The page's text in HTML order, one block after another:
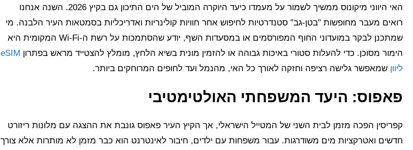
האי היווני מיקונוס ממשיך לשמור על מעמדו כיעד היוקרה המוביל של הים התיכון גם בקיץ 2026. השנה אנחנו
רואים מעבר מחופשות "בטן-גב" סטנדרטיות לחיפוש אחר חוויות קולינריות ואדריכליות בסמטאות העיר הלבנה. מי
שמתכנן לבקר במועדוני החוף המפורסמים או במסעדות השף, יודע שהסתמכות על רשת ה-Wi-Fi המקומית היא
הימור מסוכן. כדי להעלות סטורי באיכות גבוהה או להזמין מונית בשיא הלחץ, מומלץ להצטייד מראש בפתרון eSIM
ליוון שמאפשר גלישה רציפה וחזקה לאורך כל האי, מהנמל ועד לחופים המרוחקים ביותר.
פאפוס: היעד המשפחתי האולטימטיבי
קפריסין הפכה מזמן לבית השני של המטייל הישראלי, אך הקיץ העיר פאפוס גונבת את ההצגה עם מלונות ריזורט
חדשים ואטרקציות מים משודרגות. עבור משפחות עם ילדים, חיבור לאינטרנט הוא כבר מזמן לא מותרות אלא צורך